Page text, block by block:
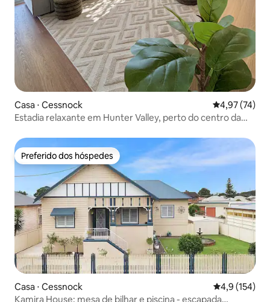
Casa ⋅ Cessnock 4,97 de uma
4,97 (74)
Estadia relaxante em Hunter Valley, perto do centro da
Preferido dos hóspedes
Preferido dos hóspedes
Casa ⋅ Cessnock 4,9 de uma
4,9 (154)
Kamira House: mesa de bilhar e piscina - escapada